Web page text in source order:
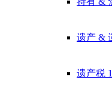
遗产 &
遗产税